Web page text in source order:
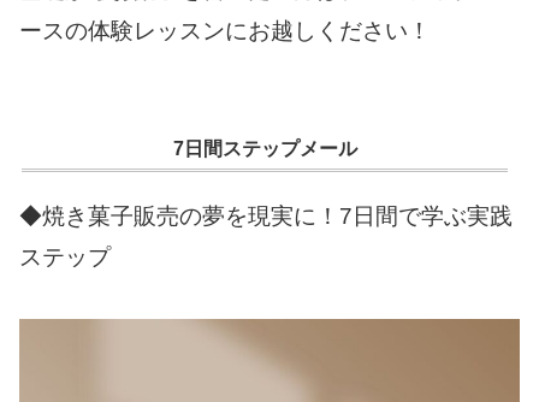
ースの体験レッスンにお越しください！
7日間ステップメール
◆焼き菓子販売の夢を現実に！7日間で学ぶ実践
ステップ